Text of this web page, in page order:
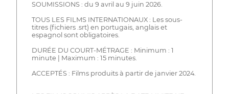
SOUMISSIONS : du 9 avril au 9 juin 2026.
TOUS LES FILMS INTERNATIONAUX : Les sous-
titres (fichiers .srt) en portugais, anglais et
espagnol sont obligatoires.
DURÉE DU COURT-MÉTRAGE : Minimum : 1
minute | Maximum : 15 minutes.
ACCEPTÉS : Films produits à partir de janvier 2024.